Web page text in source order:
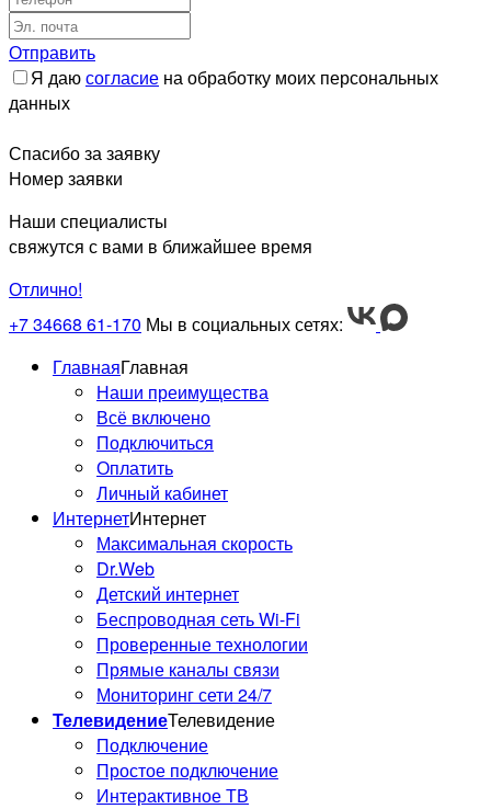
Отправить
Я даюсогласие на обработку моих персональных
данных
Спасибо за заявку
Номер заявки
Наши специалисты
свяжутся с вами в ближайшее время
Отлично!
+7 34668 61-170 Мы в социальных сетях:
ГлавнаяГлавная
Наши преимущества
Всё включено
Подключиться
Оплатить
Личный кабинет
ИнтернетИнтернет
Максимальная скорость
Dr.Web
Детский интернет
Беспроводная сеть Wi-Fi
Проверенные технологии
Прямые каналы связи
Мониторинг сети 24/7
ТелевидениеТелевидение
Подключение
Простое подключение
Интерактивное ТВ